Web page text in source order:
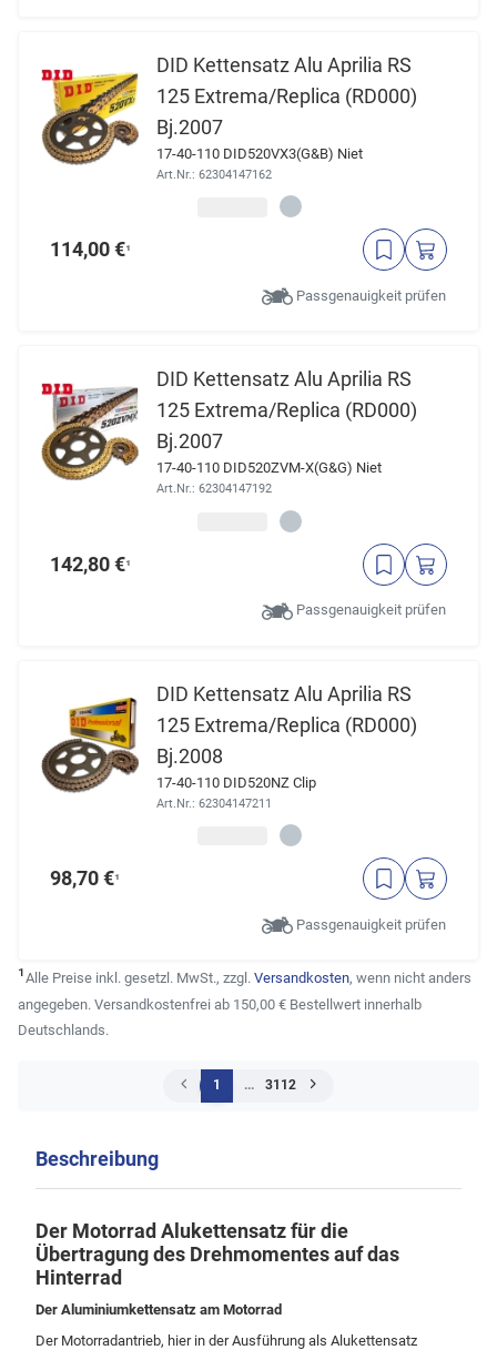
DID Kettensatz Alu Aprilia RS
125 Extrema/Replica (RD000)
Bj.2007
17-40-110 DID520VX3(G&B) Niet
Art.Nr.: 62304147162
114,00 €¹
Passgenauigkeit prüfen
DID Kettensatz Alu Aprilia RS
125 Extrema/Replica (RD000)
Bj.2007
17-40-110 DID520ZVM-X(G&G) Niet
Art.Nr.: 62304147192
142,80 €¹
Passgenauigkeit prüfen
DID Kettensatz Alu Aprilia RS
125 Extrema/Replica (RD000)
Bj.2008
17-40-110 DID520NZ Clip
Art.Nr.: 62304147211
98,70 €¹
Passgenauigkeit prüfen
¹Alle Preise inkl. gesetzl. MwSt., zzgl. Versandkosten, wenn nicht anders
angegeben. Versandkostenfrei ab 150,00 € Bestellwert innerhalb
Deutschlands.
1 ... 3112
Beschreibung
Der Motorrad Alukettensatz für die
Übertragung des Drehmomentes auf das
Hinterrad
Der Aluminiumkettensatz am Motorrad
Der Motorradantrieb, hier in der Ausführung als Alukettensatz